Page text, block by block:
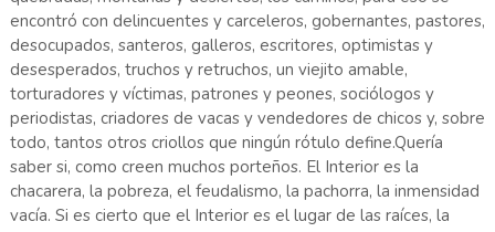
encontró con delincuentes y carceleros, gobernantes, pastores,
desocupados, santeros, galleros, escritores, optimistas y
desesperados, truchos y retruchos, un viejito amable,
torturadores y víctimas, patrones y peones, sociólogos y
periodistas, criadores de vacas y vendedores de chicos y, sobre
todo, tantos otros criollos que ningún rótulo define.Quería
saber si, como creen muchos porteños. El Interior es la
chacarera, la pobreza, el feudalismo, la pachorra, la inmensidad
vacía. Si es cierto que el Interior es el lugar de las raíces, la